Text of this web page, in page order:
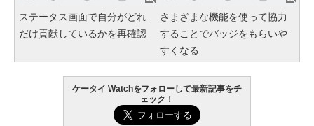
ステータス画面で自分がどれ
だけ貢献しているかを再確認
さまざまな機能を使って協力
することでバッジをもらいや
すくなる
ケータイ Watchをフォローして最新記事をチ
ェック！